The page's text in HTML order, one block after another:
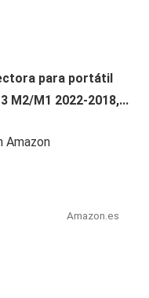
para portátil
M2/M1 2022-2018,...
Amazon
Amazon.es